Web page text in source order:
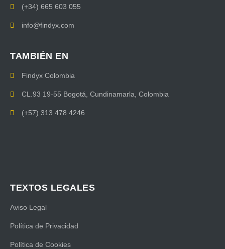
(+34) 665 603 055
info@findyx.com
TAMBIÉN EN
Findyx Colombia
CL.93 19-55 Bogotá, Cundinamarla, Colombia
(+57) 313 478 4246
TEXTOS LEGALES
Aviso Legal
Política de Privacidad
Política de Cookies